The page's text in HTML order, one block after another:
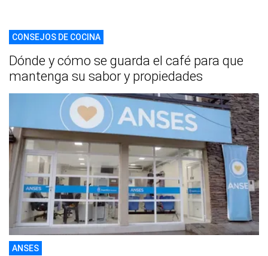
CONSEJOS DE COCINA
Dónde y cómo se guarda el café para que
mantenga su sabor y propiedades
ANSES